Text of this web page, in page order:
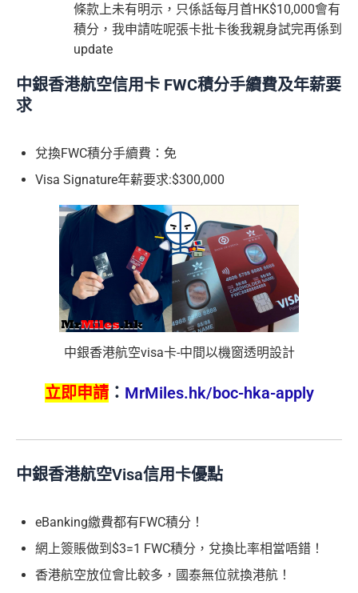
條款上未有明示，只係話每月首HK$10,000會有
積分，我申請咗呢張卡批卡後我親身試完再係到
update
中銀香港航空信用卡 FWC積分手續費及年薪要
求
兌換FWC積分手續費：免
Visa Signature年薪要求:$300,000
中銀香港航空visa卡-中間以機窗透明設計
立即申請： MrMiles.hk/boc-hka-apply
中銀香港航空Visa信用卡優點
eBanking繳費都有FWC積分！
網上簽賬做到$3=1 FWC積分，兌換比率相當唔錯！
香港航空放位會比較多，國泰無位就換港航！